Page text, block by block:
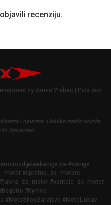
recenziju.
by Armin Vrabac | Prox doo
i opisima. Ukoliko nešto uočite,
to ispravimo.
#Kacige
#oprema_za_motore
#pantole_za_motor
#Kymco
#MotoShopSarajevo #MotoLjubav